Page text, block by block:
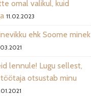
omal valikul, kuid
11.02.2023
ehk Soome minek
lennule! Lugu sellest,
otsustab minu